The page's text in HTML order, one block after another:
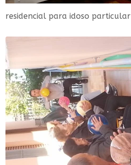
residencial para idoso particular